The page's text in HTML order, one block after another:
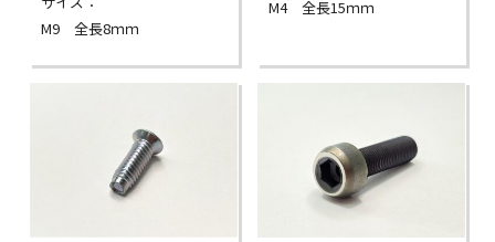
M9 全長8ｍｍ
M4 全長15ｍｍ